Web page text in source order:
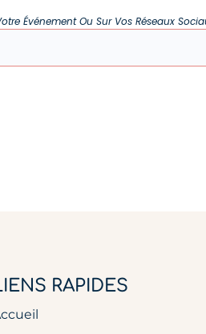
Événement Ou Sur Vos Réseaux
RAPIDES